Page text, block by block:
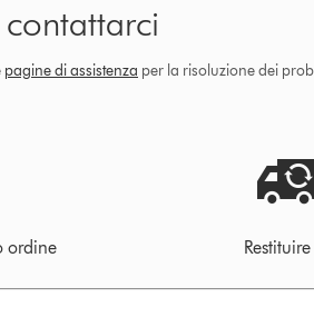
pagine di assistenza per la risoluzione dei
ordine